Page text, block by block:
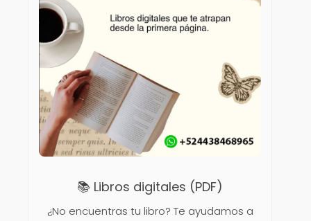
📚 Libros digitales (PDF)
¿No encuentras tu libro? Te ayudamos a